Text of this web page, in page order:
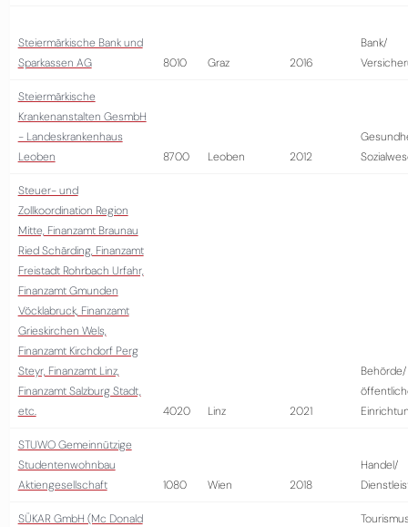
Steiermärkische Bank und
Sparkassen AG
8010 Graz 2016
Bank/
Steiermärkische
Krankenanstalten GesmbH
- Landeskrankenhaus
Leoben
8700 Leoben 2012
Steuer- und
Zollkoordination Region
Mitte, Finanzamt Braunau
Ried Schärding, Finanzamt
Freistadt Rohrbach Urfahr,
Finanzamt Gmunden
Vöcklabruck, Finanzamt
Grieskirchen Wels,
Finanzamt Kirchdorf Perg
Steyr, Finanzamt Linz,
Finanzamt Salzburg Stadt,
etc.
4020 Linz 2021
Behörde/
STUWO Gemeinnützige
Studentenwohnbau
Aktiengesellschaft
1080 Wien 2018
Handel/
SÜKAR GmbH (Mc Donald